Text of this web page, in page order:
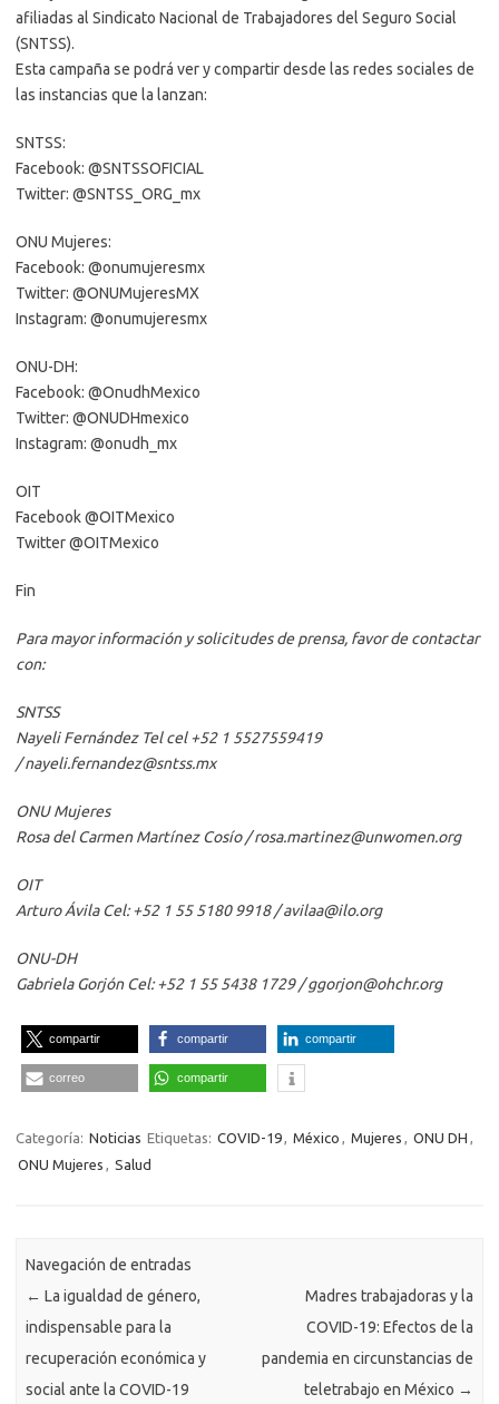
afiliadas al Sindicato Nacional de Trabajadores del Seguro Social
(SNTSS).
Esta campaña se podrá ver y compartir desde las redes sociales de
las instancias que la lanzan:
SNTSS:
Facebook: @SNTSSOFICIAL
Twitter: @SNTSS_ORG_mx
ONU Mujeres:
Facebook: @onumujeresmx
Twitter: @ONUMujeresMX
Instagram: @onumujeresmx
ONU-DH:
Facebook: @OnudhMexico
Twitter: @ONUDHmexico
Instagram: @onudh_mx
OIT
Facebook @OITMexico
Twitter @OITMexico
Fin
Para mayor información y solicitudes de prensa, favor de contactar
con:
SNTSS
Nayeli Fernández Tel cel +52 1 5527559419
/ nayeli.fernandez@sntss.mx
ONU Mujeres
Rosa del Carmen Martínez Cosío / rosa.martinez@unwomen.org
OIT
Arturo Ávila Cel: +52 1 55 5180 9918 / avilaa@ilo.org
ONU-DH
Gabriela Gorjón Cel: +52 1 55 5438 1729 / ggorjon@ohchr.org
compartir compartir compartir
correo compartir
Categoría: Noticias Etiquetas: COVID-19, México , Mujeres , ONU DH ,
ONU Mujeres , Salud
Navegación de entradas
← La igualdad de género,
indispensable para la
recuperación económica y
social ante la COVID-19
Madres trabajadoras y la
COVID-19: Efectos de la
pandemia en circunstancias de
teletrabajo en México →